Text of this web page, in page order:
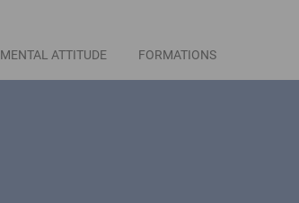
MENTAL ATTITUDE FORMATIONS